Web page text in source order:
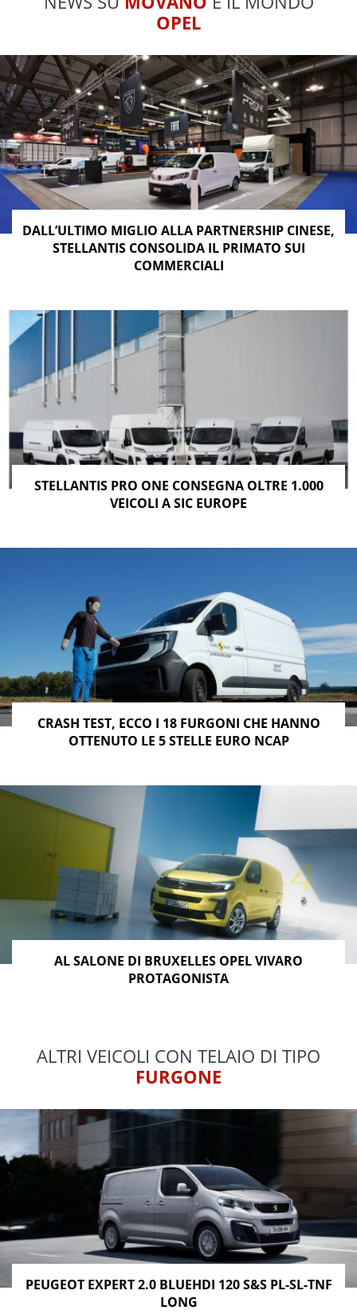
OPEL
DALL’ULTIMO MIGLIO ALLA PARTNERSHIP CINESE,
STELLANTIS CONSOLIDA IL PRIMATO SUI
COMMERCIALI
STELLANTIS PRO ONE CONSEGNA OLTRE 1.000
VEICOLI A SIC EUROPE
CRASH TEST, ECCO I 18 FURGONI CHE HANNO
OTTENUTO LE 5 STELLE EURO NCAP
AL SALONE DI BRUXELLES OPEL VIVARO
PROTAGONISTA
ALTRI VEICOLI CON TELAIO DI TIPO
FURGONE
PEUGEOT EXPERT 2.0 BLUEHDI 120 S&S PL-SL-TNF
LONG